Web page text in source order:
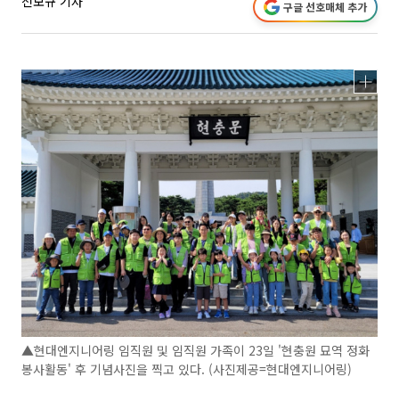
구글 선호매체 추가
▲현대엔지니어링 임직원 및 임직원 가족이 23일 '현충원 묘역 정화
봉사활동' 후 기념사진을 찍고 있다. (사진제공=현대엔지니어링)